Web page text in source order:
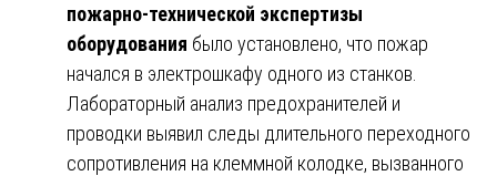
пожарно-технической экспертизы
оборудования было установлено, что пожар
начался в электрошкафу одного из станков.
Лабораторный анализ предохранителей и
проводки выявил следы длительного переходного
сопротивления на клеммной колодке, вызванного